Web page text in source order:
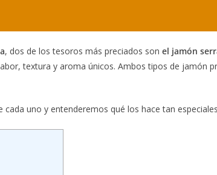
, dos de los tesoros más preciados son el jamón
textura y aroma únicos. Ambos tipos de jamón
uno y entenderemos qué los hace tan